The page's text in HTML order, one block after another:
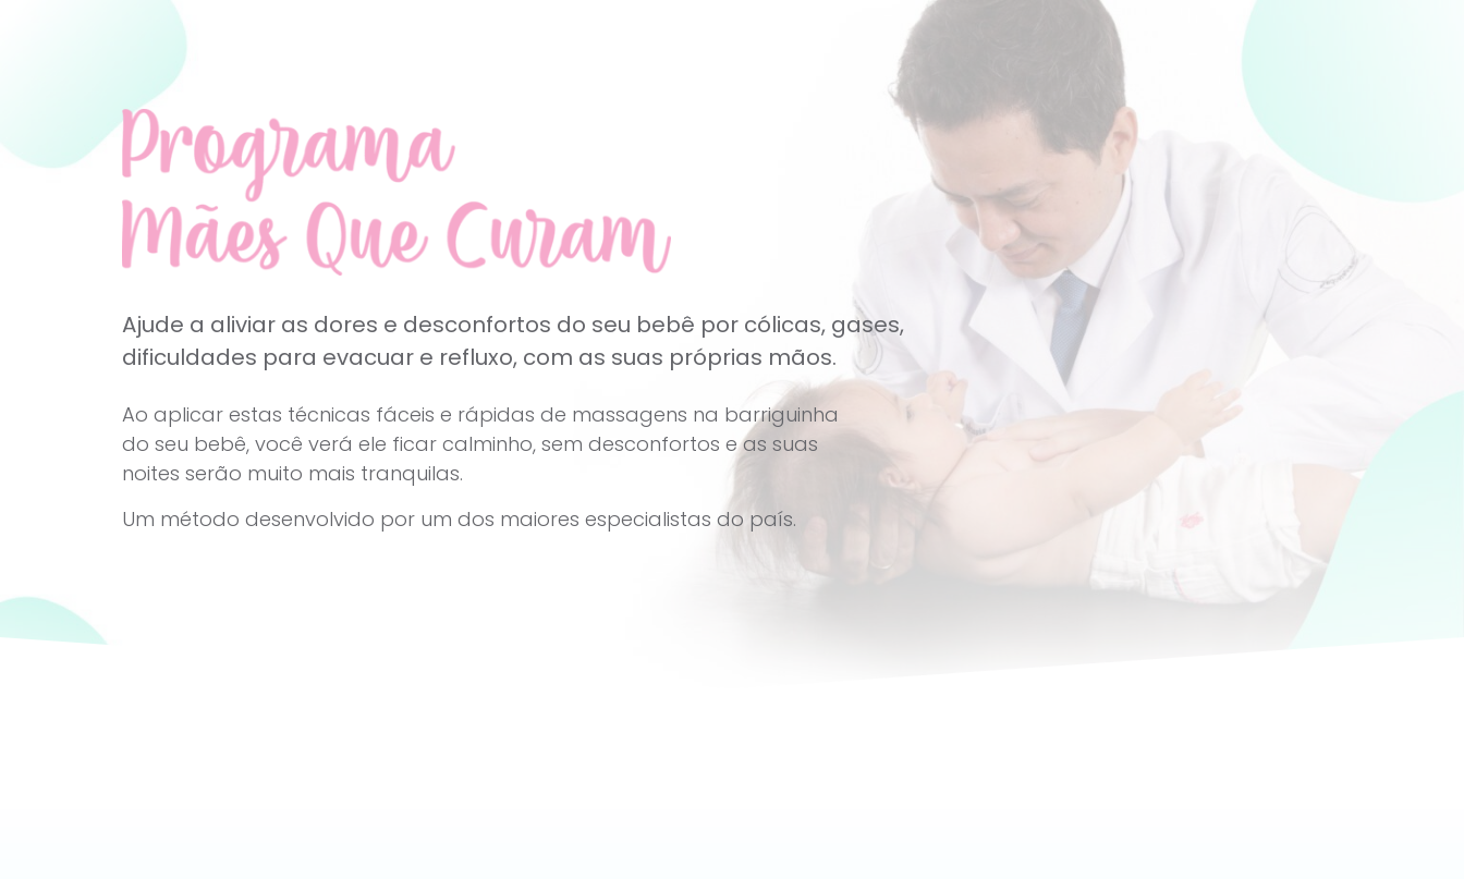
Ajude a aliviar as dores e desconfortos do seu bebê por cólicas, gases,
dificuldades para evacuar e refluxo, com as suas próprias mãos.
Ao aplicar estas técnicas fáceis e rápidas de massagens na barriguinha
do seu bebê, você verá ele ficar calminho, sem desconfortos e as suas
noites serão muito mais tranquilas.
Um método desenvolvido por um dos maiores especialistas do país.